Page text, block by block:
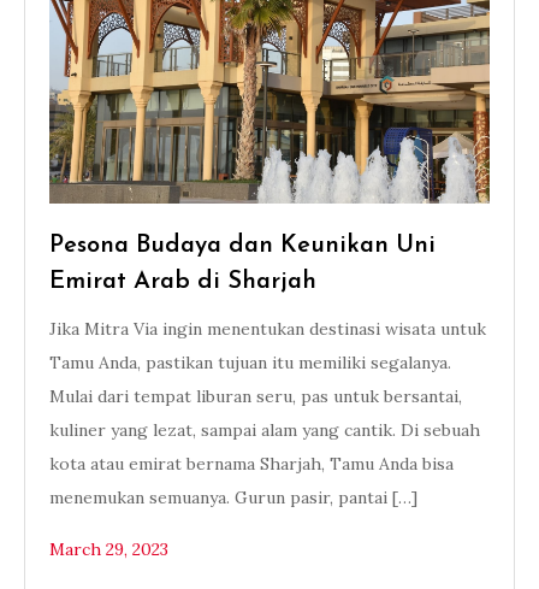
Pesona Budaya dan Keunikan Uni
Emirat Arab di Sharjah
Jika Mitra Via ingin menentukan destinasi wisata untuk
Tamu Anda, pastikan tujuan itu memiliki segalanya.
Mulai dari tempat liburan seru, pas untuk bersantai,
kuliner yang lezat, sampai alam yang cantik. Di sebuah
kota atau emirat bernama Sharjah, Tamu Anda bisa
menemukan semuanya. Gurun pasir, pantai […]
March 29, 2023